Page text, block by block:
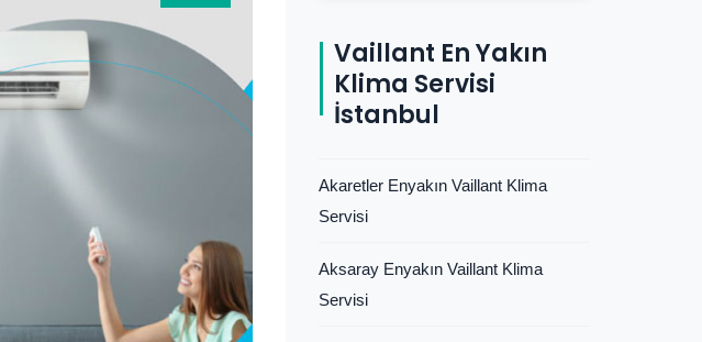
Vaillant En Yakın
Klima Servisi
İstanbul
Akaretler Enyakın Vaillant Klima
Servisi
Aksaray Enyakın Vaillant Klima
Servisi